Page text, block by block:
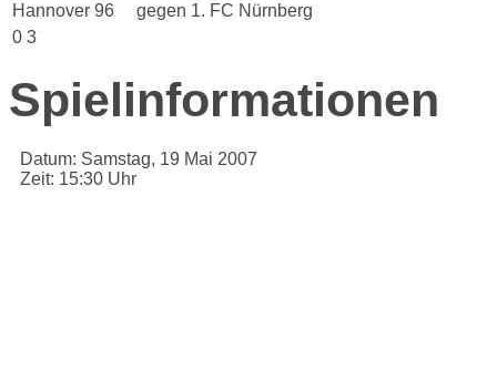
Hannover 96 gegen 1. FC Nürnberg
0 3
Spielinformationen
Datum: Samstag, 19 Mai 2007
Zeit: 15:30 Uhr